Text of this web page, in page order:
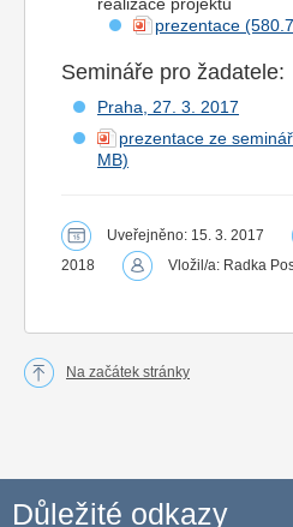
realizace projektů
prezentace
Semináře pro žadatele:
Praha, 27. 3. 2017
prezentace ze
Uveřejněno: 15. 3. 2017
2018
Vložil/a: Radka
Na začátek stránky
Důležité odkazy